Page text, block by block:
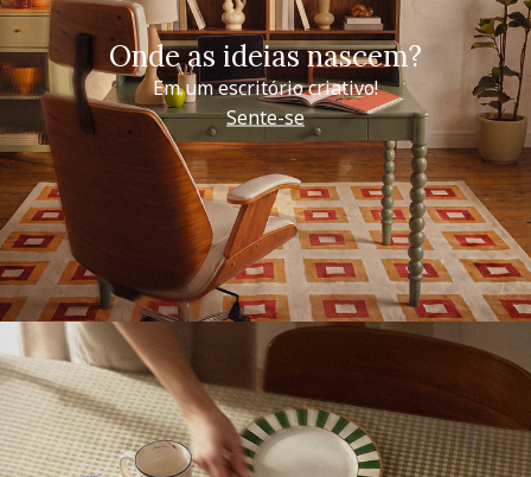
Onde as ideias nascem?
Em um escritório criativo!
Sente-se